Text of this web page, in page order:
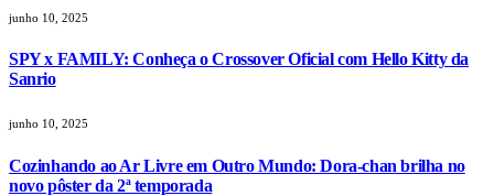
junho 10, 2025
SPY x FAMILY: Conheça o Crossover Oficial com Hello Kitty da
Sanrio
junho 10, 2025
Cozinhando ao Ar Livre em Outro Mundo: Dora-chan brilha no
novo pôster da 2ª temporada